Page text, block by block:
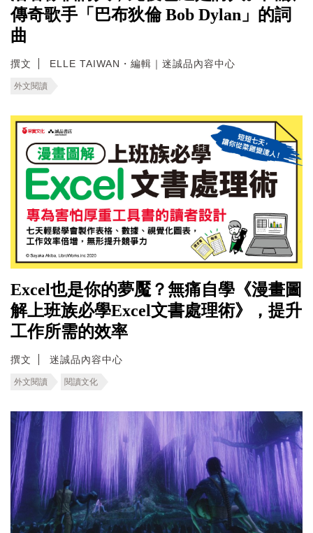
傳奇歌手「巴布狄倫 Bob Dylan」的詞
曲
撰文 ELLE TAIWAN・編輯｜迷誠品內容中心
外文閱讀
Excel也是你的夢魘？無痛自學《漫畫圖
解上班族必學Excel文書處理術》，提升
工作所需的效率
撰文 迷誠品內容中心
外文閱讀 閱讀文化